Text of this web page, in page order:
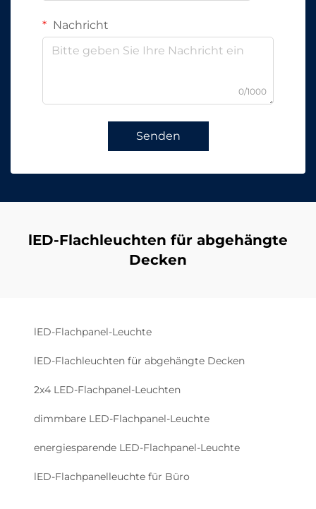
Nachricht
0/1000
Senden
lED-Flachleuchten für abgehängte
Decken
lED-Flachpanel-Leuchte
lED-Flachleuchten für abgehängte Decken
2x4 LED-Flachpanel-Leuchten
dimmbare LED-Flachpanel-Leuchte
energiesparende LED-Flachpanel-Leuchte
lED-Flachpanelleuchte für Büro